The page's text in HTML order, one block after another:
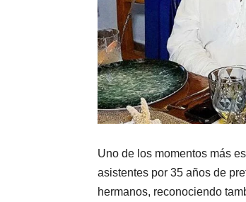
Uno de los momentos más
asistentes por 35 años de
hermanos, reconociendo